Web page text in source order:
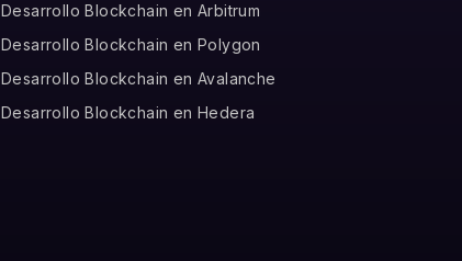
Desarrollo Blockchain en Arbitrum
Desarrollo Blockchain en Polygon
Desarrollo Blockchain en Avalanche
Desarrollo Blockchain en Hedera